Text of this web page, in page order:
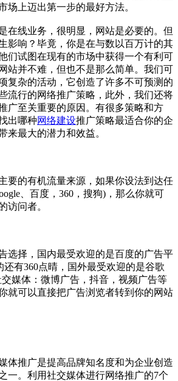
场上迈出第一步的最好方法。
线业务，很明显，网站是必要的。但
影响？毕竟，你是在与数以百万计的其
们试图在现有的市场中获得一个有利可
站并不难，但也不是那么简单。我们可
复杂的活动，它创造了许多不可预测的
流行的网络推广策略，此外，我们还将
广至关重要的原因。有很多策略和方
出哪种网络建设推广策略最适合你的企
来最大的潜力和效益。
的有机流量来源，如果你设法到达任
、百度，360，搜狗)，那么你就可
访问者。
择，国内最受欢迎的是百度的广告平
还有360点晴，国外最受欢迎的是谷歌
交媒体：微博广告，抖音，视频广告等
就可以直接把广告浏览者转到你的网站
推广是提高品牌知名度和为企业创造
一。利用社交媒体进行网络推广的7个